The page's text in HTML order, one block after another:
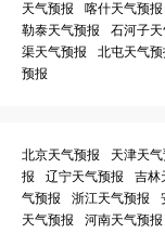
天气预报
喀什天气预报
勒泰天气预报
石河子
渠天气预报
北屯天气预
预报
北京天气预报 天津天
报
辽宁天气预报 吉林
气预报
浙江天气预报
天气预报
河南天气预报